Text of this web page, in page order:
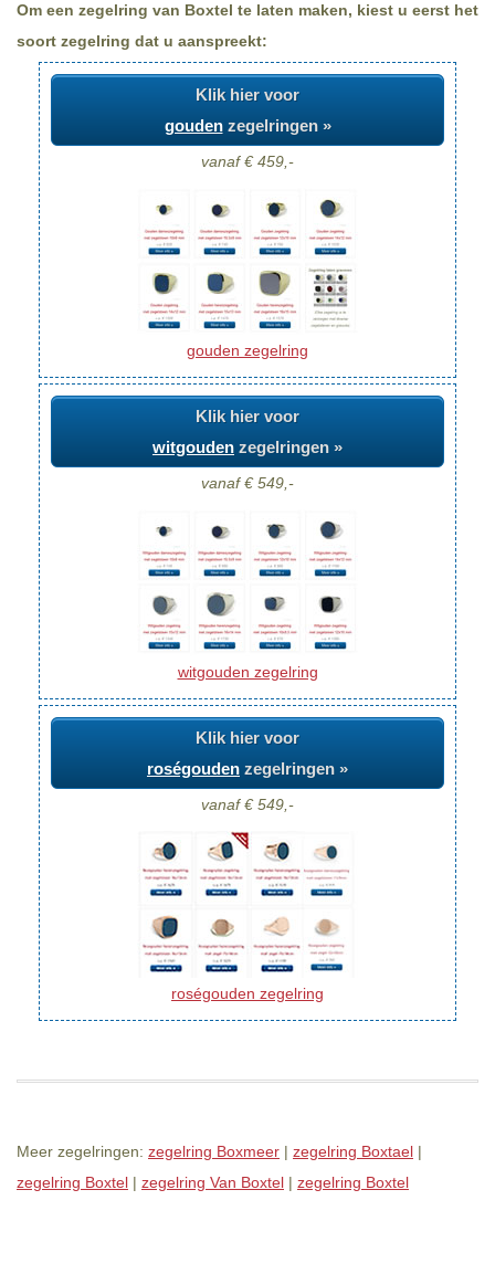
Om een zegelring van Boxtel te laten maken, kiest u eerst het
soort zegelring dat u aanspreekt:
Klik hier voor
goudenzegelringen »
vanaf € 459,-
gouden zegelring
Klik hier voor
witgouden zegelringen »
vanaf € 549,-
witgouden zegelring
Klik hier voor
roségouden zegelringen »
vanaf € 549,-
roségouden zegelring
Meer zegelringen: zegelring Boxmeer | zegelring Boxtael |
zegelring Boxtel | zegelring Van Boxtel | zegelring Boxtel